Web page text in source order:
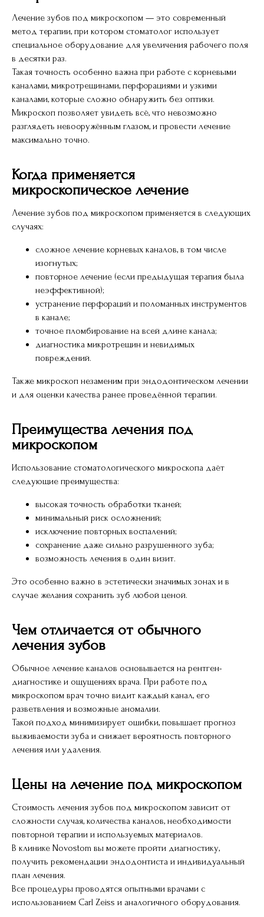
Лечение зубов под микроскопом — это современный
метод терапии, при котором стоматолог использует
специальное оборудование для увеличения рабочего поля
в десятки раз.
Такая точность особенно важна при работе с корневыми
каналами, микротрещинами, перфорациями и узкими
каналами, которые сложно обнаружить без оптики.
Микроскоп позволяет увидеть всё, что невозможно
разглядеть невооружённым глазом, и провести лечение
максимально точно.
Когда применяется
микроскопическое лечение
Лечение зубов под микроскопом применяется в следующих
случаях:
сложное лечение корневых каналов, в том числе
изогнутых;
повторное лечение (если предыдущая терапия была
неэффективной);
устранение перфораций и поломанных инструментов
в канале;
точное пломбирование на всей длине канала;
диагностика микротрещин и невидимых
повреждений.
Также микроскоп незаменим при эндодонтическом лечении
и для оценки качества ранее проведённой терапии.
Преимущества лечения под
микроскопом
Использование стоматологического микроскопа даёт
следующие преимущества:
высокая точность обработки тканей;
минимальный риск осложнений;
исключение повторных воспалений;
сохранение даже сильно разрушенного зуба;
возможность лечения в один визит.
Это особенно важно в эстетически значимых зонах и в
случае желания сохранить зуб любой ценой.
Чем отличается от обычного
лечения зубов
Обычное лечение каналов основывается на рентген-
диагностике и ощущениях врача. При работе под
микроскопом врач точно видит каждый канал, его
разветвления и возможные аномалии.
Такой подход минимизирует ошибки, повышает прогноз
выживаемости зуба и снижает вероятность повторного
лечения или удаления.
Цены на лечение под микроскопом
Стоимость лечения зубов под микроскопом зависит от
сложности случая, количества каналов, необходимости
повторной терапии и используемых материалов.
В клинике Novostom вы можете пройти диагностику,
получить рекомендации эндодонтиста и индивидуальный
план лечения.
Все процедуры проводятся опытными врачами с
использованием Carl Zeiss и аналогичного оборудования.